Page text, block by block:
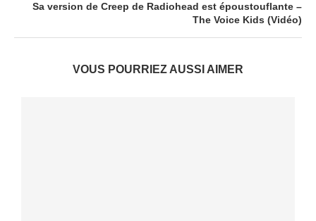
Sa version de Creep de Radiohead est époustouflante –
The Voice Kids (Vidéo)
VOUS POURRIEZ AUSSI AIMER